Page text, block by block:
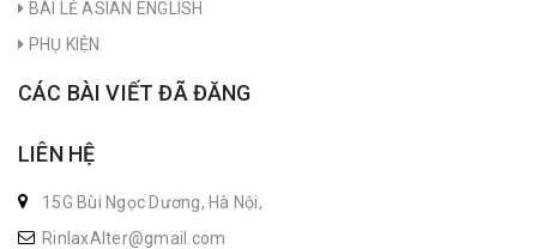
BÀI LẺ ASIAN ENGLISH
PHỤ KIỆN
CÁC BÀI VIẾT ĐÃ ĐĂNG
LIÊN HỆ
15G Bùi Ngọc Dương, Hà Nội,
RinlaxAlter@gmail.com